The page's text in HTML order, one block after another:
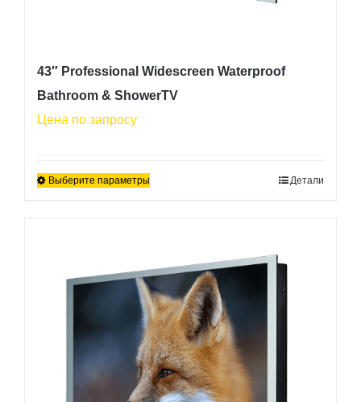
43″ Professional Widescreen Waterproof
Bathroom & ShowerTV
Цена по запросу
Выберите параметры
вариаций.
Опции
можно
выбрать
на
странице
Детали